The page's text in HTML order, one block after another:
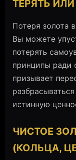
ТЕРЯТЬ
Потеря золота
Вы можете
потерять
принципы ради
призывает
истинную
ЧИСТОЕ
(КОЛЬЦА,